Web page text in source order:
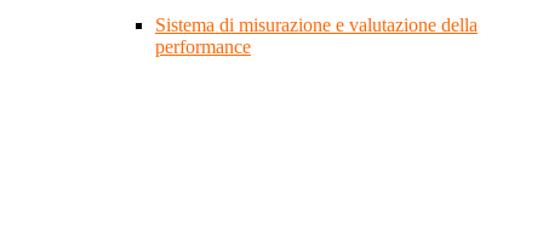
Sistema di misurazione e valutazione della
performance